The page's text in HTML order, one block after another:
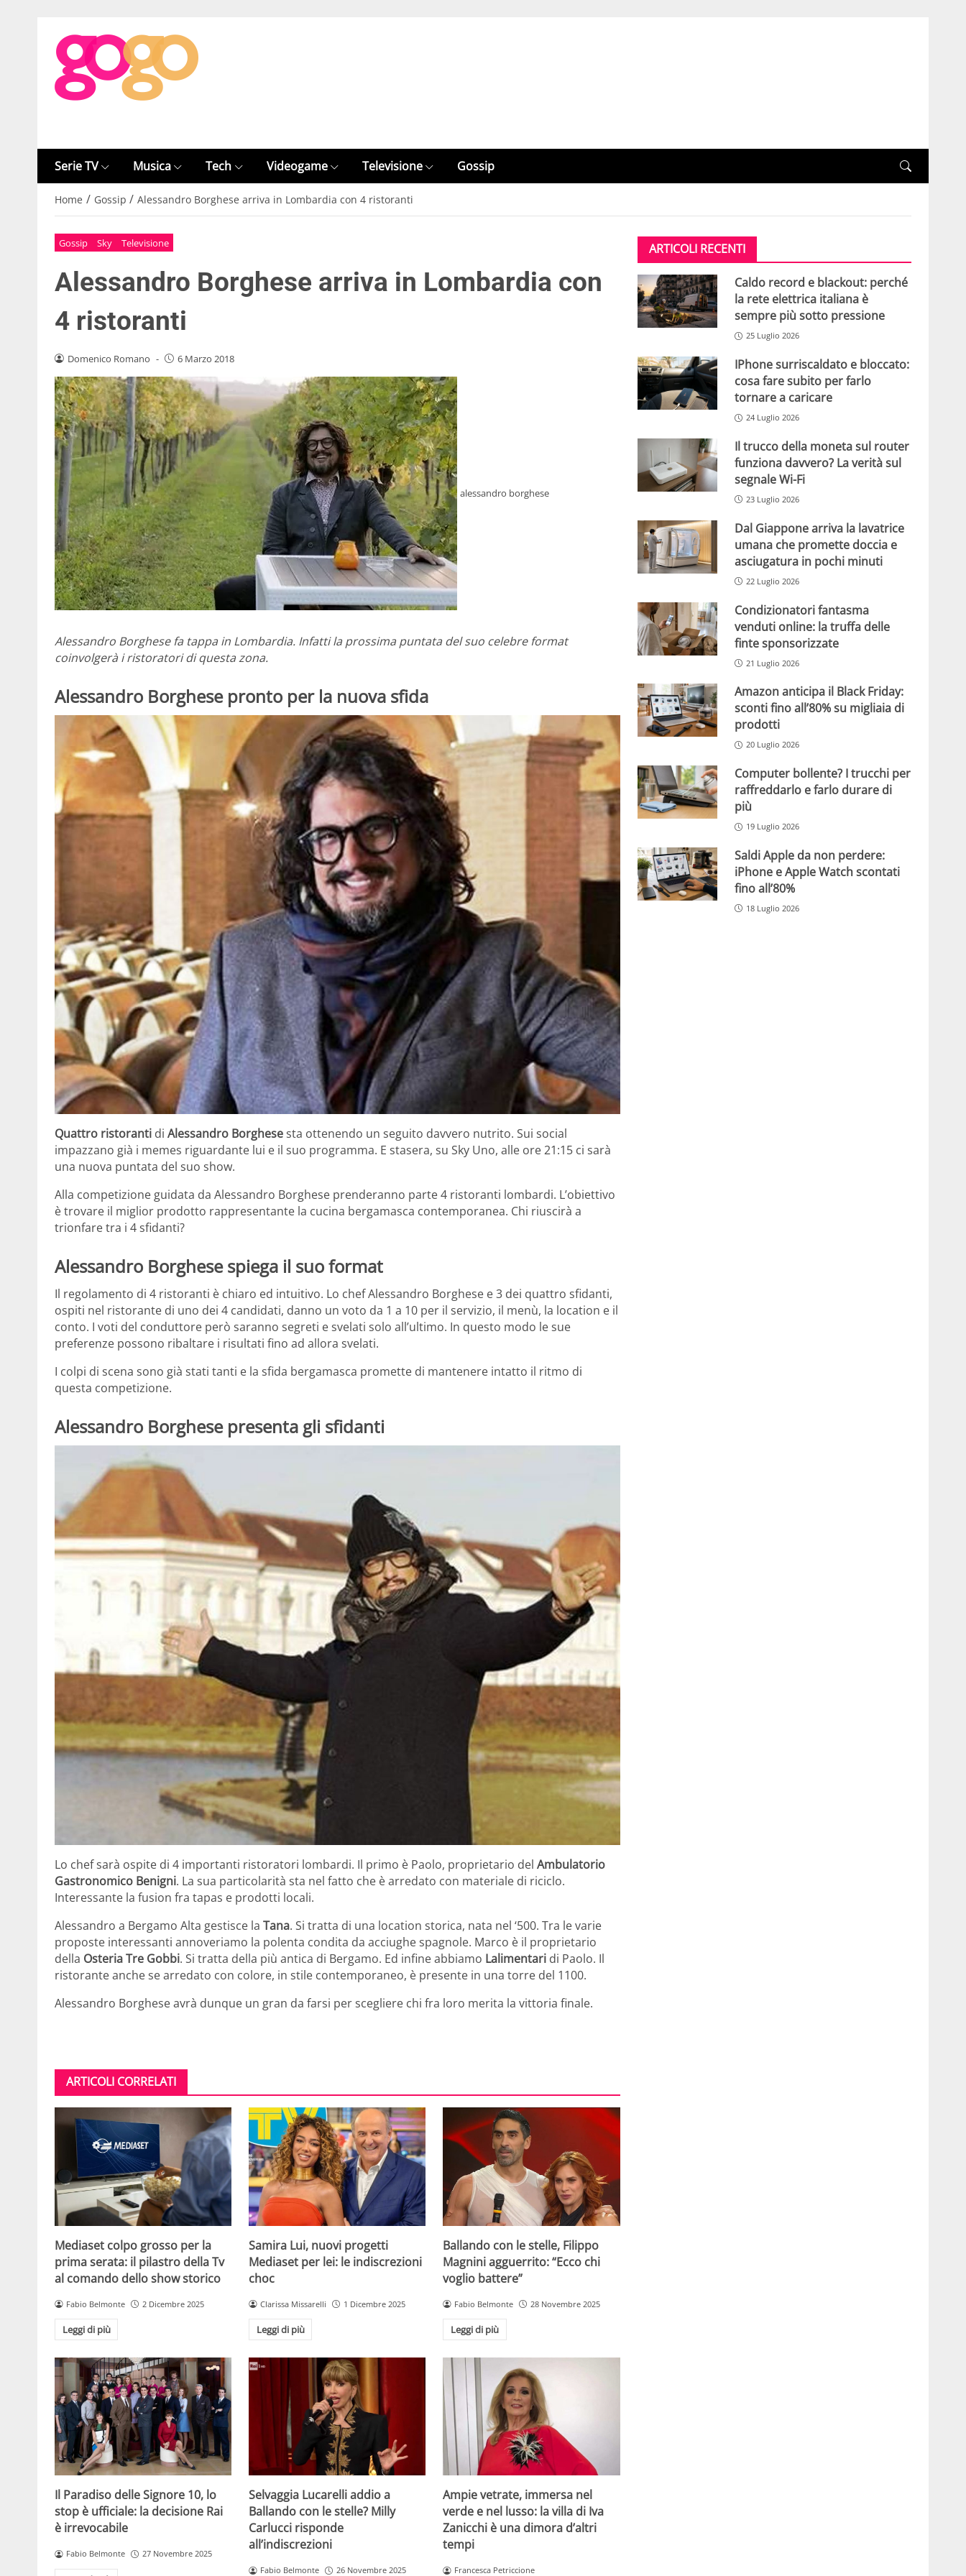
Serie TV Musica Tech Videogame Televisione Gossip
Home / Gossip / Alessandro Borghese arriva in Lombardia con 4 ristoranti
Gossip Sky Televisione
Alessandro Borghese arriva in Lombardia con
4 ristoranti
Domenico Romano - 6 Marzo 2018
alessandro borghese
Alessandro Borghese fa tappa in Lombardia. Infatti la prossima puntata del suo celebre format
coinvolgerà i ristoratori di questa zona.
Alessandro Borghese pronto per la nuova sfida
Quattro ristoranti di Alessandro Borghesesta ottenendo un seguito davvero nutrito. Sui social
impazzano già i memes riguardante lui e il suo programma. E stasera, su Sky Uno, alle ore 21:15 ci sarà
una nuova puntata del suo show.
Alla competizione guidata da Alessandro Borghese prenderanno parte 4 ristoranti lombardi. L’obiettivo
è trovare il miglior prodotto rappresentante la cucina bergamasca contemporanea. Chi riuscirà a
trionfare tra i 4 sfidanti?
Alessandro Borghese spiega il suo format
Il regolamento di 4 ristoranti è chiaro ed intuitivo. Lo chef Alessandro Borghese e 3 dei quattro sfidanti,
ospiti nel ristorante di uno dei 4 candidati, danno un voto da 1 a 10 per il servizio, il menù, la location e il
conto. I voti del conduttore però saranno segreti e svelati solo all’ultimo. In questo modo le sue
preferenze possono ribaltare i risultati fino ad allora svelati.
I colpi di scena sono già stati tanti e la sfida bergamasca promette di mantenere intatto il ritmo di
questa competizione.
Alessandro Borghese presenta gli sfidanti
Lo chef sarà ospite di 4 importanti ristoratori lombardi. Il primo è Paolo, proprietario del Ambulatorio
Gastronomico Benigni. La sua particolarità sta nel fatto che è arredato con materiale di riciclo.
Interessante la fusion fra tapas e prodotti locali.
Alessandro a Bergamo Alta gestisce la Tana. Si tratta di una location storica, nata nel ‘500. Tra le varie
proposte interessanti annoveriamo la polenta condita da acciughe spagnole. Marco è il proprietario
della Osteria Tre Gobbi. Si tratta della più antica di Bergamo. Ed infine abbiamo Lalimentari di Paolo. Il
ristorante anche se arredato con colore, in stile contemporaneo, è presente in una torre del 1100.
Alessandro Borghese avrà dunque un gran da farsi per scegliere chi fra loro merita la vittoria finale.
ARTICOLI CORRELATI
Mediaset colpo grosso per la
prima serata: il pilastro della Tv
al comando dello show storico
Fabio Belmonte 2 Dicembre 2025
Leggi di più
Samira Lui, nuovi progetti
Mediaset per lei: le indiscrezioni
choc
Clarissa Missarelli 1 Dicembre 2025
Leggi di più
Ballando con le stelle, Filippo
Magnini agguerrito: “Ecco chi
voglio battere”
Fabio Belmonte 28 Novembre 2025
Leggi di più
Il Paradiso delle Signore 10, lo
stop è ufficiale: la decisione Rai
è irrevocabile
Fabio Belmonte 27 Novembre 2025
Selvaggia Lucarelli addio a
Ballando con le stelle? Milly
Carlucci risponde
all’indiscrezioni
Fabio Belmonte 26 Novembre 2025
Ampie vetrate, immersa nel
verde e nel lusso: la villa di Iva
Zanicchi è una dimora d’altri
tempi
Francesca Petriccione
ARTICOLI RECENTI
Caldo record e blackout: perché
la rete elettrica italiana è
sempre più sotto pressione
25 Luglio 2026
IPhone surriscaldato e bloccato:
cosa fare subito per farlo
tornare a caricare
24 Luglio 2026
Il trucco della moneta sul router
funziona davvero? La verità sul
segnale Wi-Fi
23 Luglio 2026
Dal Giappone arriva la lavatrice
umana che promette doccia e
asciugatura in pochi minuti
22 Luglio 2026
Condizionatori fantasma
venduti online: la truffa delle
finte sponsorizzate
21 Luglio 2026
Amazon anticipa il Black Friday:
sconti fino all’80% su migliaia di
prodotti
20 Luglio 2026
Computer bollente? I trucchi per
raffreddarlo e farlo durare di
più
19 Luglio 2026
Saldi Apple da non perdere:
iPhone e Apple Watch scontati
fino all’80%
18 Luglio 2026